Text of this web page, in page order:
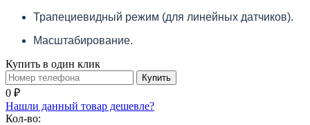
Трапециевидный режим (для линейных датчиков).
Масштабирование.
Купить в один клик
Купить
0 ₽
Нашли данный товар дешевле?
Кол-во: